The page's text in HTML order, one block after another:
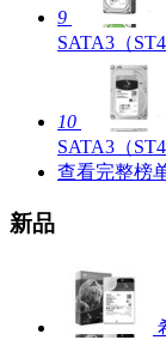
9
SATA3（
10
SATA3（
查看完整榜
新品